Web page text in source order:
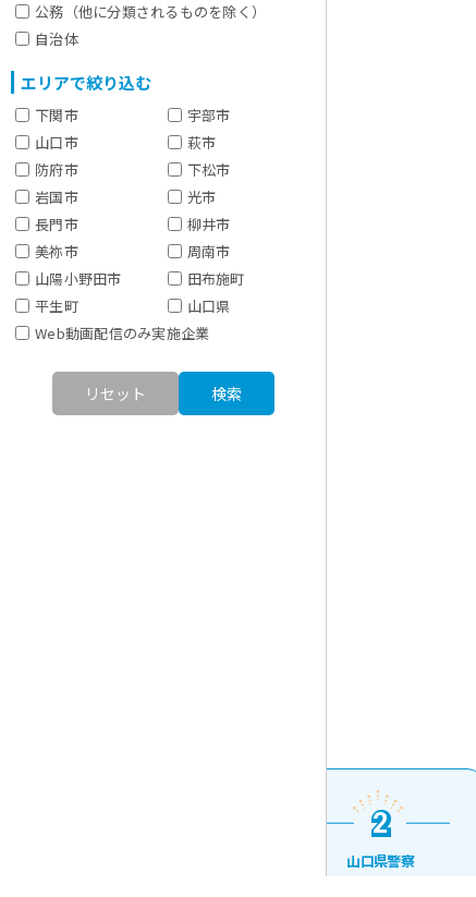
公務（他に分類されるものを除く）
自治体
エリアで絞り込む
下関市
宇部市
山口市
萩市
防府市
下松市
岩国市
光市
長門市
柳井市
美祢市
周南市
山陽小野田市
田布施町
平生町
山口県
Web動画配信のみ実施企業
リセット 検索
2 2
山口県警察